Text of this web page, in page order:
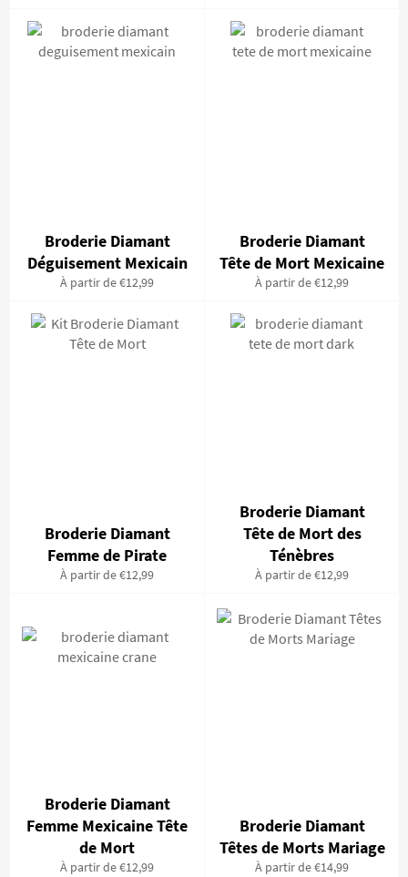
Broderie Diamant
Déguisement Mexicain
À partir de €12,99
Broderie Diamant
Tête de Mort Mexicaine
À partir de €12,99
Broderie Diamant
Femme de Pirate
À partir de €12,99
Broderie Diamant
Tête de Mort des
Ténèbres
À partir de €12,99
Broderie Diamant
Femme Mexicaine Tête
de Mort
À partir de €12,99
Broderie Diamant
Têtes de Morts Mariage
À partir de €14,99